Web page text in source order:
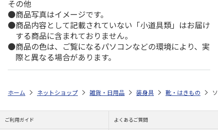
その他
商品写真はイメージです。
商品内容として記載されていない「小道具類」はお届け
する商品に含まれておりません。
商品の色は、ご覧になるパソコンなどの環境により、実
際と異なる場合があります。
ホーム ネットショップ 雑貨・日用品 装身具 靴・はきもの
ご利用ガイド よくあるご質問